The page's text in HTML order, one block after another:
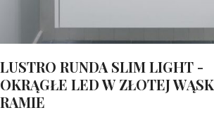
LUSTRO RUNDA SLIM LIGHT -
OKRĄGŁE LED W ZŁOTEJ
RAMIE